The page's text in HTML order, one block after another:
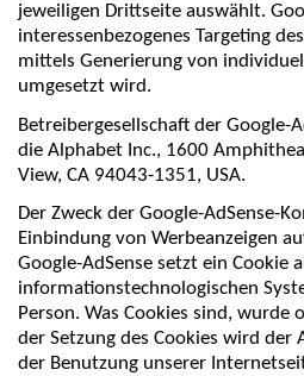
jeweiligen Drittseite auswählt.
interessenbezogenes Targeting
mittels Generierung von
umgesetzt wird.
Betreibergesellschaft der Google-
die Alphabet Inc., 1600
View, CA 94043-1351, USA.
Der Zweck der Google-AdSense-
Einbindung von Werbeanzeigen
Google-AdSense setzt ein Cookie
informationstechnologischen
Person. Was Cookies sind,
der Setzung des Cookies wird der
der Benutzung unserer